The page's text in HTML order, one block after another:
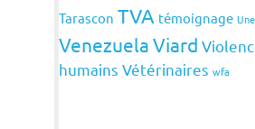
Tarascon TVA témoignage
VenezuelaViard
humains Vétérinaires wfa